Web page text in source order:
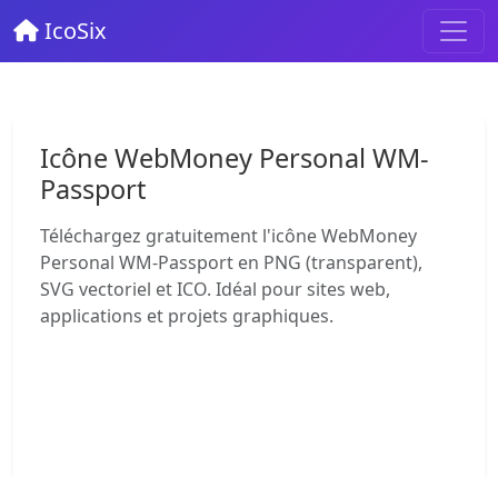
IcoSix
Icône WebMoney Personal WM-
Passport
Téléchargez gratuitement l'icône WebMoney
Personal WM-Passport en PNG (transparent),
SVG vectoriel et ICO. Idéal pour sites web,
applications et projets graphiques.